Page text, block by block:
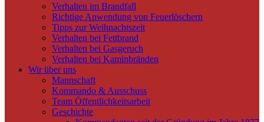
Verhalten im Brandfall
Richtige Anwendung von Feuerlöschern
Tipps zur Weihnachtszeit
Verhalten bei Fettbrand
Verhalten bei Gasgeruch
Verhalten bei Kaminbränden
Wir über uns
Mannschaft
Kommando & Ausschuss
Team Öffentlichkeitsarbeit
Geschichte